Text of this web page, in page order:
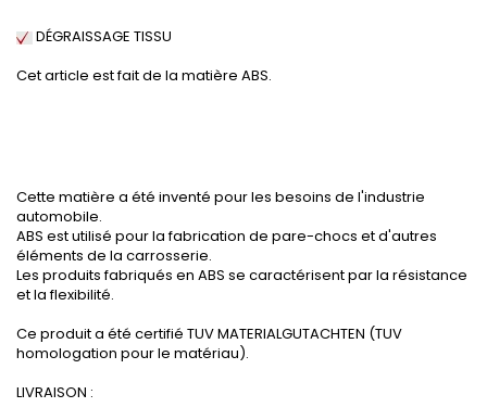
DÉGRAISSAGE TISSU
Cet article est fait de la matière ABS.
Cette matière a été inventé pour les besoins de l'industrie
automobile.
ABS est utilisé pour la fabrication de pare-chocs et d'autres
éléments de la carrosserie.
Les produits fabriqués en ABS se caractérisent par la résistance
et la flexibilité.
Ce produit a été certifié TUV MATERIALGUTACHTEN (TUV
homologation pour le matériau).
LIVRAISON :